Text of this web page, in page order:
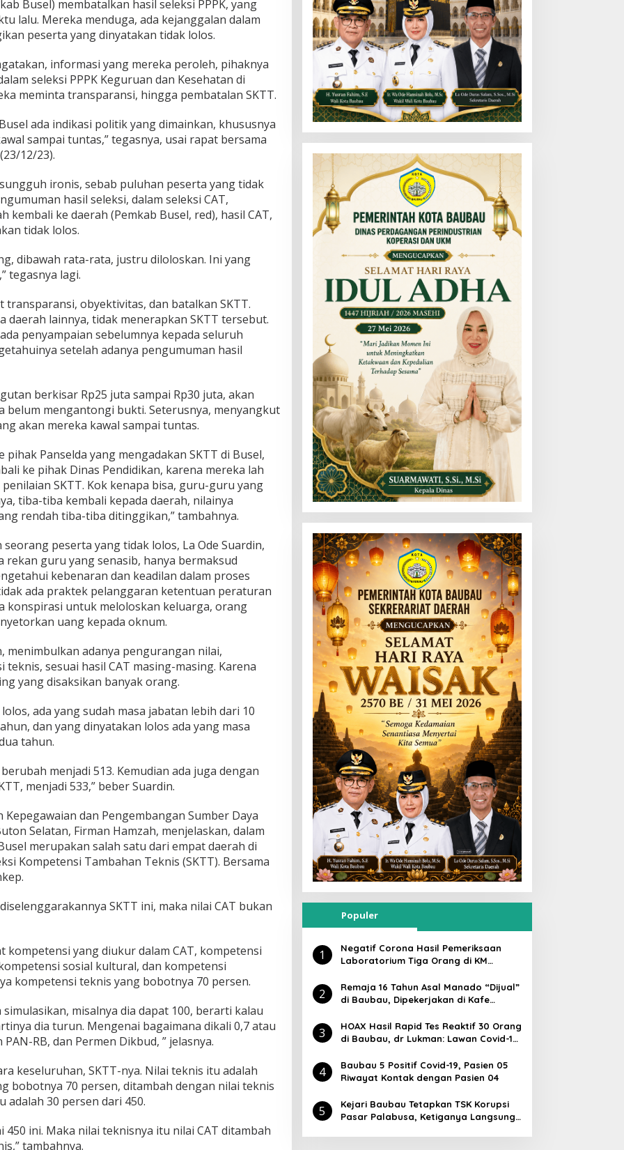
Busel) membatalkan hasil seleksi PPPK, yang
lalu. Mereka menduga, ada kejanggalan dalam
peserta yang dinyatakan tidak lolos.
informasi yang mereka peroleh, pihaknya
seleksi PPPK Keguruan dan Kesehatan di
meminta transparansi, hingga pembatalan SKTT.
ada indikasi politik yang dimainkan, khususnya
sampai tuntas,” tegasnya, usai rapat bersama
12/23).
ironis, sebab puluhan peserta yang tidak
hasil seleksi, dalam seleksi CAT,
kembali ke daerah (Pemkab Busel, red), hasil CAT,
tidak lolos.
dibawah rata-rata, justru diloloskan. Ini yang
tegasnya lagi.
obyektivitas, dan batalkan SKTT.
daerah lainnya, tidak menerapkan SKTT tersebut.
penyampaian sebelumnya kepada seluruh
setelah adanya pengumuman hasil
berkisar Rp25 juta sampai Rp30 juta, akan
belum mengantongi bukti. Seterusnya, menyangkut
akan mereka kawal sampai tuntas.
pihak Panselda yang mengadakan SKTT di Busel,
ke pihak Dinas Pendidikan, karena mereka lah
SKTT. Kok kenapa bisa, guru-guru yang
tiba-tiba kembali kepada daerah, nilainya
rendah tiba-tiba ditinggikan,” tambahnya.
peserta yang tidak lolos, La Ode Suardin,
rekan guru yang senasib, hanya bermaksud
kebenaran dan keadilan dalam proses
ada praktek pelanggaran ketentuan peraturan
konspirasi untuk meloloskan keluarga, orang
uang kepada oknum.
menimbulkan adanya pengurangan nilai,
sesuai hasil CAT masing-masing. Karena
yang disaksikan banyak orang.
ada yang sudah masa jabatan lebih dari 10
dan yang dinyatakan lolos ada yang masa
tahun.
menjadi 513. Kemudian ada juga dengan
menjadi 533,” beber Suardin.
dan Pengembangan Sumber Daya
Selatan, Firman Hamzah, menjelaskan, dalam
merupakan salah satu dari empat daerah di
Kompetensi Tambahan Teknis (SKTT). Bersama
SKTT ini, maka nilai CAT bukan
kompetensi yang diukur dalam CAT, kompetensi
sosial kultural, dan kompetensi
kompetensi teknis yang bobotnya 70 persen.
misalnya dia dapat 100, berarti kalau
dia turun. Mengenai bagaimana dikali 0,7 atau
RB, dan Permen Dikbud, ” jelasnya.
keseluruhan, SKTT-nya. Nilai teknis itu adalah
bobotnya 70 persen, ditambah dengan nilai teknis
adalah 30 persen dari 450.
450 ini. Maka nilai teknisnya itu nilai CAT ditambah
tambahnya.
Populer
1
Negatif Corona Hasil Pemeriksaan
Laboratorium Tiga Orang di KM
2
Remaja 16 Tahun Asal Manado “Dijual”
di Baubau, Dipekerjakan di Kafe
3
HOAX Hasil Rapid Tes Reaktif 30 Orang
di Baubau, dr Lukman: Lawan Covid-19
Ini
4
Baubau 5 Positif Covid-19, Pasien 05
Riwayat Kontak dengan Pasien 04
5
Kejari Baubau Tetapkan TSK Korupsi
Pasar Palabusa, Ketiganya Langsung